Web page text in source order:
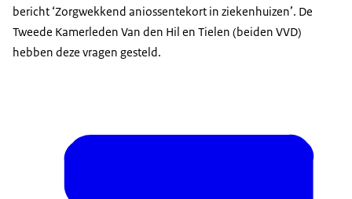
bericht ‘Zorgwekkend aniossentekort in ziekenhuizen’. De
Tweede Kamerleden Van den Hil en Tielen (beiden VVD)
hebben deze vragen gesteld.